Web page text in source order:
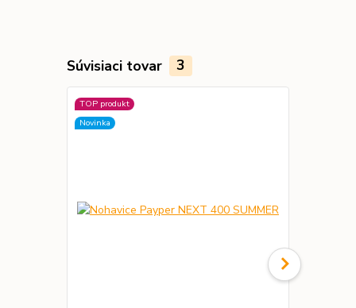
Súvisiaci tovar 3
TOP produkt
Novinka